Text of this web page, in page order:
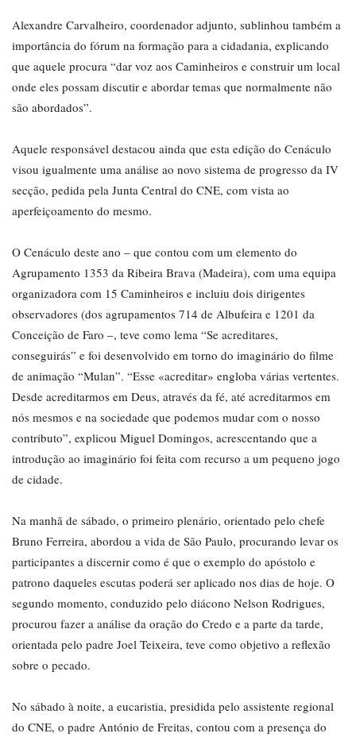
Alexandre Carvalheiro, coordenador adjunto, sublinhou também a
importância do fórum na formação para a cidadania, explicando
que aquele procura “dar voz aos Caminheiros e construir um local
onde eles possam discutir e abordar temas que normalmente não
são abordados”.
Aquele responsável destacou ainda que esta edição do Cenáculo
visou igualmente uma análise ao novo sistema de progresso da IV
secção, pedida pela Junta Central do CNE, com vista ao
aperfeiçoamento do mesmo.
O Cenáculo deste ano – que contou com um elemento do
Agrupamento 1353 da Ribeira Brava (Madeira), com uma equipa
organizadora com 15 Caminheiros e incluiu dois dirigentes
observadores (dos agrupamentos 714 de Albufeira e 1201 da
Conceição de Faro –, teve como lema “Se acreditares,
conseguirás” e foi desenvolvido em torno do imaginário do filme
de animação “Mulan”. “Esse «acreditar» engloba várias vertentes.
Desde acreditarmos em Deus, através da fé, até acreditarmos em
nós mesmos e na sociedade que podemos mudar com o nosso
contributo”, explicou Miguel Domingos, acrescentando que a
introdução ao imaginário foi feita com recurso a um pequeno jogo
de cidade.
Na manhã de sábado, o primeiro plenário, orientado pelo chefe
Bruno Ferreira, abordou a vida de São Paulo, procurando levar os
participantes a discernir como é que o exemplo do apóstolo e
patrono daqueles escutas poderá ser aplicado nos dias de hoje. O
segundo momento, conduzido pelo diácono Nelson Rodrigues,
procurou fazer a análise da oração do Credo e a parte da tarde,
orientada pelo padre Joel Teixeira, teve como objetivo a reflexão
sobre o pecado.
No sábado à noite, a eucaristia, presidida pelo assistente regional
do CNE, o padre António de Freitas, contou com a presença do